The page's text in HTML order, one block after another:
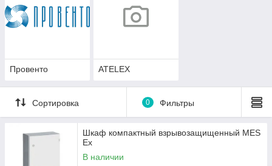
Провенто ATELEX
Сортировка 0 Фильтры
Шкаф компактный взрывозащищенный MES
Ex
В наличии